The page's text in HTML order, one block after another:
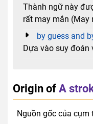
Thành ngữ này
rất may mắn
by guess and
Dựa vào suy đoán
Origin ofA
Nguồn gốc của cụm